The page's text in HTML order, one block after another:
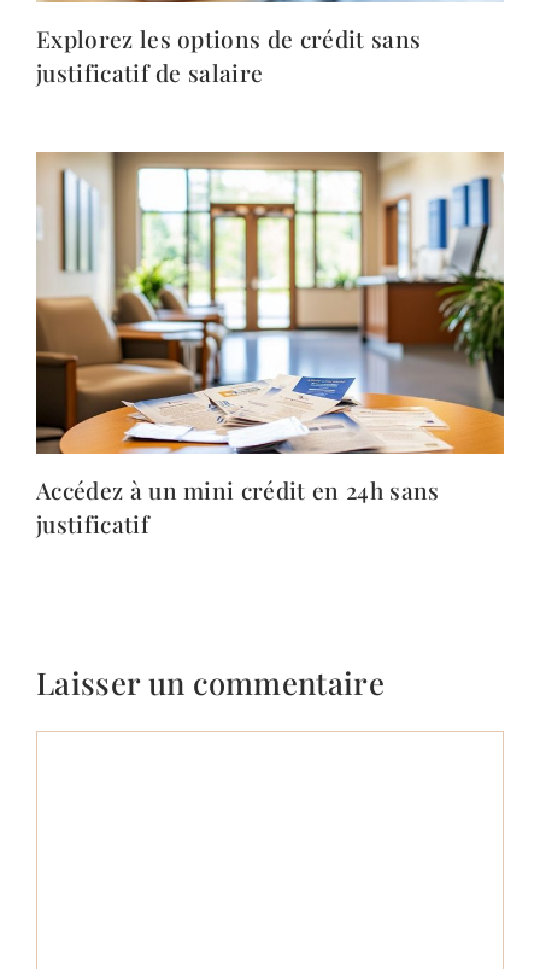
Explorez les options de crédit sans
justificatif de salaire
Accédez à un mini crédit en 24h sans
justificatif
Laisser un commentaire